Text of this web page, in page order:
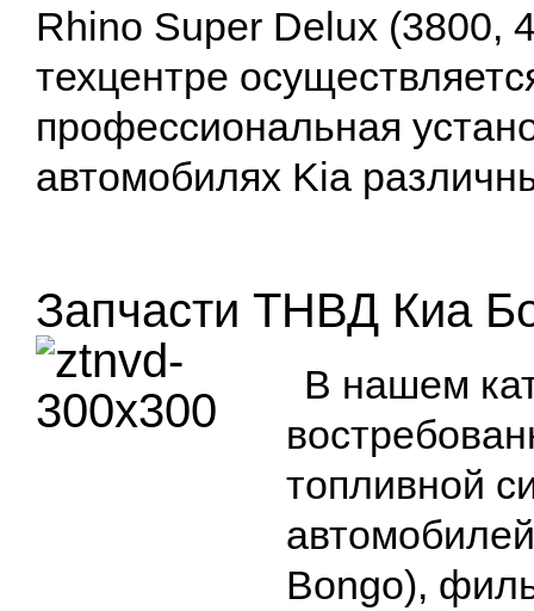
Rhino Super Delux (3800,
техцентре
профессиональная
автомобилях Kia
Запчасти ТНВД Киа
В нашем
топливной
Bongo),